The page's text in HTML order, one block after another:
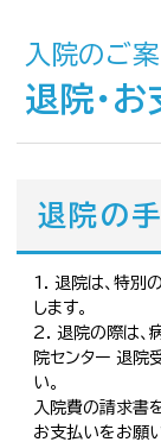
入院のご
退院・
退院の
退院は、特別
します。
退院の際は、
院センター 退院
い。
入院費の請求書
お支払いをお願い